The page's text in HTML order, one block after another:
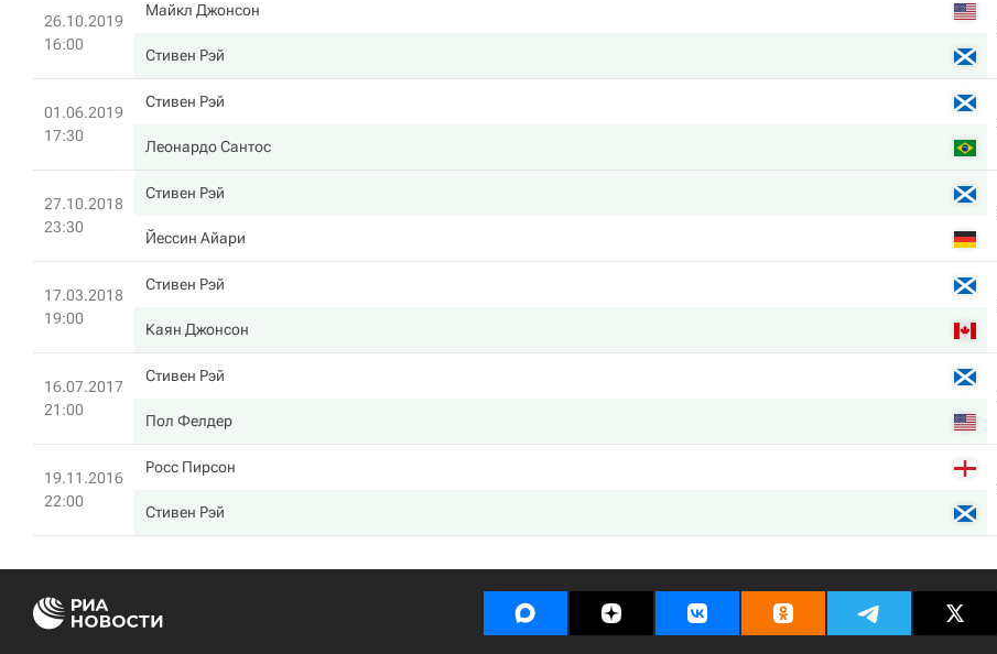
26.10.2019
16:00
Майкл Джонсон
Стивен Рэй
01.06.2019
17:30
Стивен Рэй
Леонардо Сантос
27.10.2018
23:30
Стивен Рэй
Йессин Айари
17.03.2018
19:00
Стивен Рэй
Каян Джонсон
16.07.2017
21:00
Стивен Рэй
Пол Фелдер
19.11.2016
22:00
Росс Пирсон
Стивен Рэй